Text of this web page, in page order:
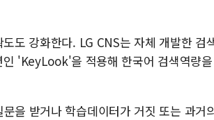
도 강화한다. LG CNS는 자체 개발한 검
'KeyLook'을 적용해 한국어 검색역량을
을 받거나 학습데이터가 거짓 또는 과거